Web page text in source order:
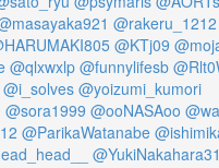
@rakeru_1212
@KTj09
@qlxwxlp @funnylifesb
@i_solves @yoizumi_kumori
@sora1999 @ooNASAoo
@ParikaWatanabe